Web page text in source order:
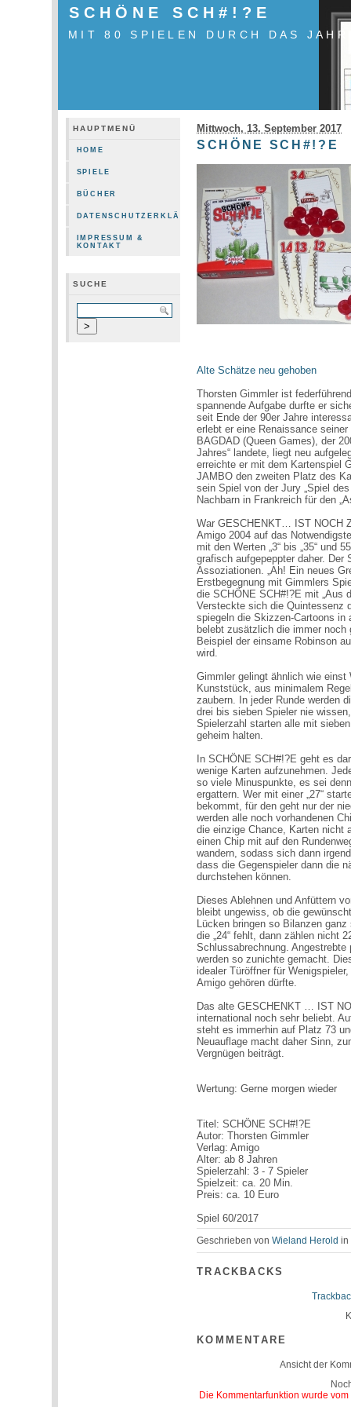
SCHÖNE SCH#!?E
MIT 80 SPIELEN DURCH DAS JAHR
HAUPTMENÜ
HOME
SPIELE
BÜCHER
DATENSCHUTZERKLÄRUNG
IMPRESSUM &
KONTAKT
SUCHE
Mittwoch, 13. September 2017
SCHÖNE SCH#!?E
Alte Schätze neu gehoben
Thorsten Gimmler ist
spannende Aufgabe durfte er
seit Ende der 90er Jahre
erlebt er eine Renaissance
BAGDAD (Queen Games), der
Jahres“ landete, liegt neu
erreichte er mit dem Kartenspiel
JAMBO den zweiten Platz des
sein Spiel von der Jury „Spiel
Nachbarn in Frankreich für den
War GESCHENKT… IST NOCH
Amigo 2004 auf das
mit den Werten „3“ bis „35“ und
grafisch aufgepeppter daher.
Assoziationen. „Ah! Ein neues
Erstbegegnung mit Gimmlers
die SCHÖNE SCH#!?E mit „Aus
Versteckte sich die Quintessenz
spiegeln die Skizzen-Cartoons in
belebt zusätzlich die immer noch
Beispiel der einsame Robinson
wird.
Gimmler gelingt ähnlich wie
Kunststück, aus minimalem
zaubern. In jeder Runde werden
drei bis sieben Spieler nie
Spielerzahl starten alle mit
geheim halten.
In SCHÖNE SCH#!?E geht es
wenige Karten aufzunehmen.
so viele Minuspunkte, es sei
ergattern. Wer mit einer „27“
bekommt, für den geht nur der
werden alle noch vorhandenen
die einzige Chance, Karten nicht
einen Chip mit auf den
wandern, sodass sich dann
dass die Gegenspieler dann die
durchstehen können.
Dieses Ablehnen und Anfüttern
bleibt ungewiss, ob die
Lücken bringen so Bilanzen
die „24“ fehlt, dann zählen nicht
Schlussabrechnung.
werden so zunichte gemacht.
idealer Türöffner für
Amigo gehören dürfte.
Das alte GESCHENKT … IST
international noch sehr beliebt.
steht es immerhin auf Platz 73
Neuauflage macht daher Sinn,
Vergnügen beiträgt.
Wertung: Gerne morgen wieder
Titel: SCHÖNE SCH#!?E
Autor: Thorsten Gimmler
Verlag: Amigo
Alter: ab 8 Jahren
Spielerzahl: 3 - 7 Spieler
Spielzeit: ca. 20 Min.
Preis: ca. 10 Euro
Spiel 60/2017
Geschrieben vonWieland Herold in
TRACKBACKS
KOMMENTARE
Ansicht der
Die Kommentarfunktion wurde